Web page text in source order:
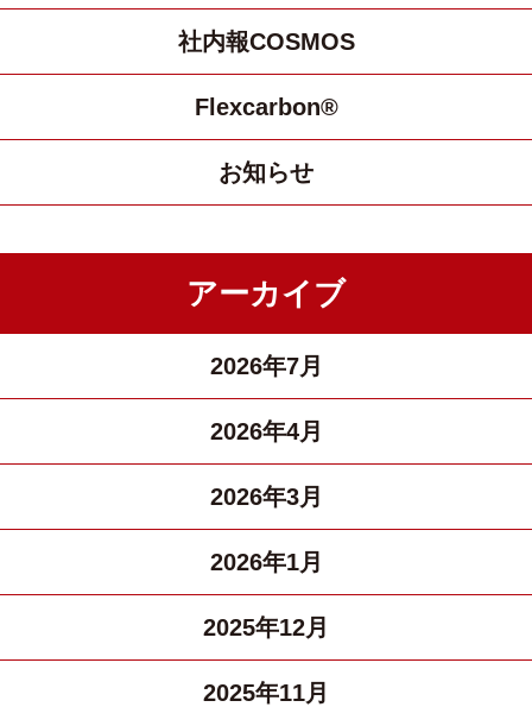
社内報COSMOS
Flexcarbon®
お知らせ
アーカイブ
2026年7月
2026年4月
2026年3月
2026年1月
2025年12月
2025年11月